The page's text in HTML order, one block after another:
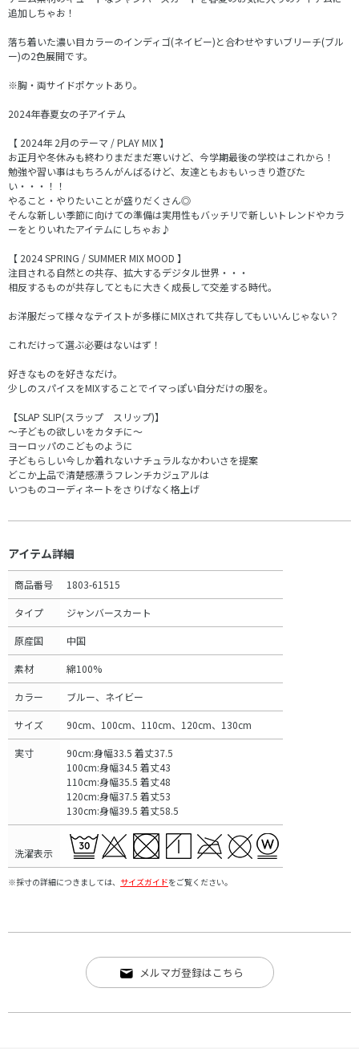
追加しちゃお！
落ち着いた濃い目カラーのインディゴ(ネイビー)と合わせやすいブリーチ(ブル
ー)の2色展開です。
※胸・両サイドポケットあり。
2024年春夏女の子アイテム
【 2024年 2月のテーマ / PLAY MIX 】
お正月や冬休みも終わりまだまだ寒いけど、今学期最後の学校はこれから！
勉強や習い事はもちろんがんばるけど、友達ともおもいっきり遊びた
い・・・！！
やること・やりたいことが盛りだくさん◎
そんな新しい季節に向けての準備は実用性もバッチリで新しいトレンドやカラ
ーをとりいれたアイテムにしちゃお♪
【 2024 SPRING / SUMMER MIX MOOD 】
注目される自然との共存、拡大するデジタル世界・・・
相反するものが共存してともに大きく成長して交差する時代。
お洋服だって様々なテイストが多様にMIXされて共存してもいいんじゃない？
これだけって選ぶ必要はないはず！
好きなものを好きなだけ。
少しのスパイスをMIXすることでイマっぽい自分だけの服を。
【SLAP SLIP(スラップ スリップ)】
～子どもの欲しいをカタチに～
ヨーロッパのこどものように
子どもらしい今しか着れないナチュラルなかわいさを提案
どこか上品で清楚感漂うフレンチカジュアルは
いつものコーディネートをさりげなく格上げ
アイテム詳細
商品番号 1803-61515
タイプ ジャンバースカート
原産国 中国
素材 綿100%
カラー ブルー、ネイビー
サイズ 90cm、100cm、110cm、120cm、130cm
実寸
90cm:身幅33.5 着丈37.5
100cm:身幅34.5 着丈43
110cm:身幅35.5 着丈48
120cm:身幅37.5 着丈53
130cm:身幅39.5 着丈58.5
洗濯表示
※採寸の詳細につきましては、 サイズガイドをご覧ください。
メルマガ登録はこちら